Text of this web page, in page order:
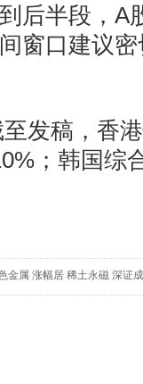
后半段，A
窗口建议
稿，香港
；韩国综
金属 涨幅居 稀土永磁 深证